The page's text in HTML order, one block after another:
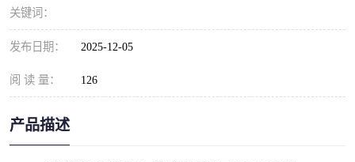
关键词：
发布日期： 2025-12-05
阅 读 量： 126
产品描述